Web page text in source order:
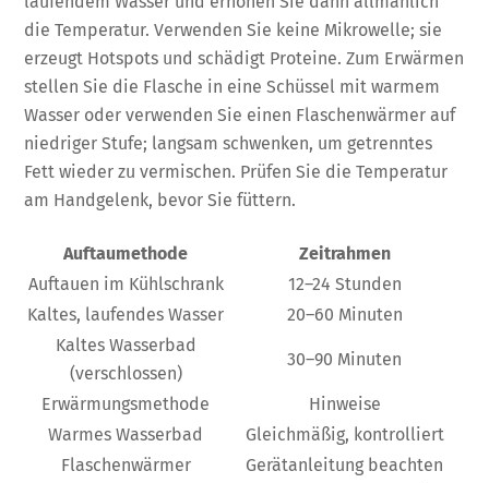
die Temperatur. Verwenden Sie keine Mikrowelle; sie
erzeugt Hotspots und schädigt Proteine. Zum Erwärmen
stellen Sie die Flasche in eine Schüssel mit warmem
Wasser oder verwenden Sie einen Flaschenwärmer auf
niedriger Stufe; langsam schwenken, um getrenntes
Fett wieder zu vermischen. Prüfen Sie die Temperatur
am Handgelenk, bevor Sie füttern.
Auftaumethode
Zeitrahmen
Auftauen im Kühlschrank
12–24 Stunden
Kaltes, laufendes Wasser
20–60 Minuten
Kaltes Wasserbad
(verschlossen)
30–90 Minuten
Erwärmungsmethode
Hinweise
Warmes Wasserbad
Gleichmäßig, kontrolliert
Flaschenwärmer
Gerätanleitung beachten